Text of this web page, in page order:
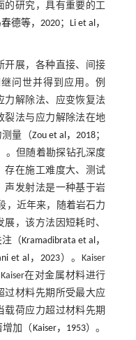
的研究，具有重要的工
德等，2020； Li et al，
开展，各种直接、间接
问世并得到应用。例
力解除法、应变恢复法
裂法与应力解除法在地
测量（Zou et al，2018；
。但随着勘探钻孔深度
存在施工难度大、测试
声发射法是一种基于岩
，近年来，随着岩石力
，该方法因短耗时、
（Kramadibrata et al，
et al，2023）。Kaiser
在对金属材料进行
过材料先期所受最大应
载荷应力超过材料先期
加（Kaiser，1953）。